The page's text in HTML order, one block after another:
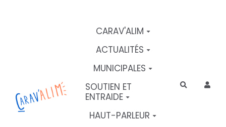
CARAV'ALIM
ACTUALITÉS
MUNICIPALES
SOUTIEN ET
ENTRAIDE
HAUT-PARLEUR
Rechercher